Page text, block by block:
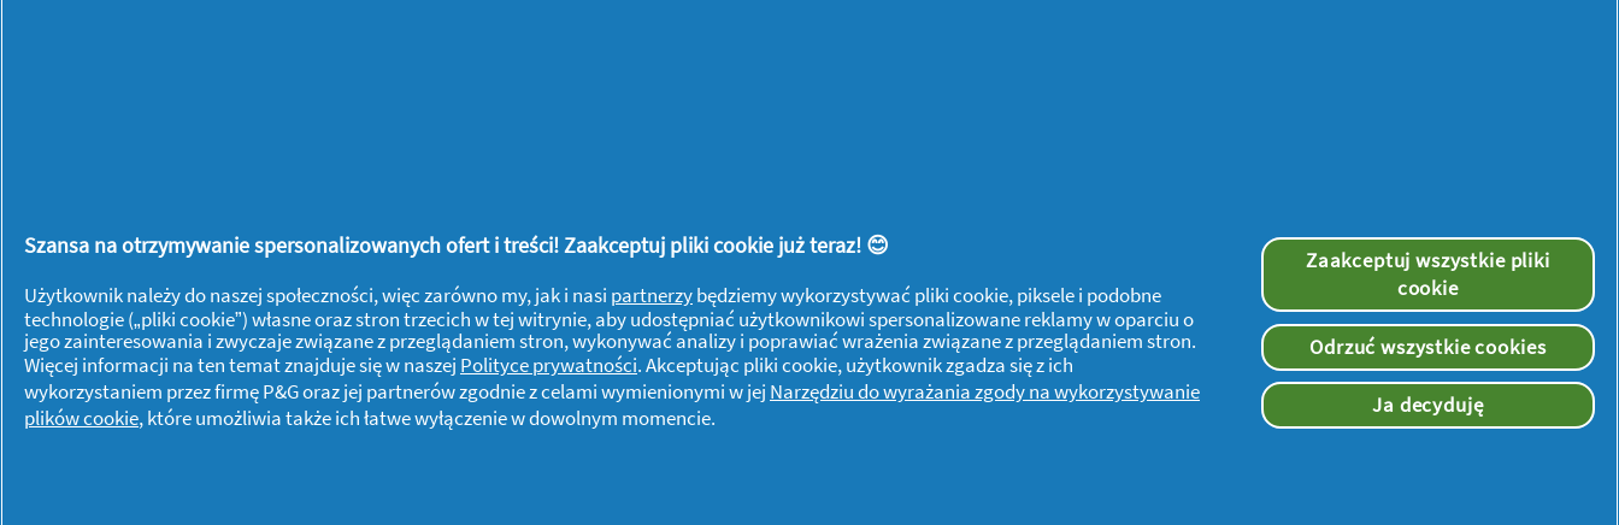
PODS® Kapsułki
do prania do
kolorowych
ubrań
Szansa na otrzymywanie spersonalizowanych ofert i treści! Zaakceptuj pliki cookie już teraz! 😊
Użytkownik należy do naszej społeczności, więc zarówno my, jak i nasi partnerzybędziemy wykorzystywać pliki cookie, piksele i podobne
technologie („pliki cookie”) własne oraz stron trzecich w tej witrynie, aby udostępniać użytkownikowi spersonalizowane reklamy w oparciu o
jego zainteresowania i zwyczaje związane z przeglądaniem stron, wykonywać analizy i poprawiać wrażenia związane z przeglądaniem stron.
Więcej informacji na ten temat znajduje się w naszej Polityce prywatności. Akceptując pliki cookie, użytkownik zgadza się z ich
wykorzystaniem przez firmę P&G oraz jej partnerów zgodnie z celami wymienionymi w jej Narzędziu do wyrażania zgody na wykorzystywanie
plików cookie, które umożliwia także ich łatwe wyłączenie w dowolnym momencie.
Zaakceptuj wszystkie pliki
cookie
Odrzuć wszystkie cookies
Ja decyduję